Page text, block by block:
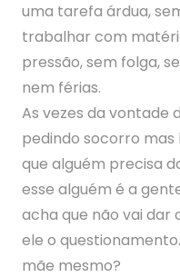
uma tarefa árdua,
trabalhar com
pressão, sem folga,
nem férias.
As vezes da vontade
pedindo socorro
que alguém precisa
esse alguém é a
acha que não vai dar
ele o
mãe mesmo?